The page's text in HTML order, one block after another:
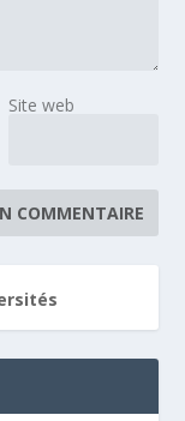
Site web